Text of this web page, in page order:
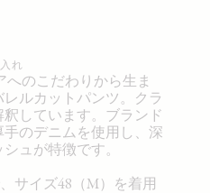
れ
へのこだわりから生ま
ルカットパンツ。クラ
しています。ブランド
のデニムを使用し、深
ュが特徴です。
サイズ48（M）を着用